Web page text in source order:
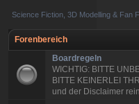
Science Fiction, 3D Modelling & Fan
Forenbereich
Boardregeln
WICHTIG: BITTE
BITTE KEINERLEI
und der Disclaimer